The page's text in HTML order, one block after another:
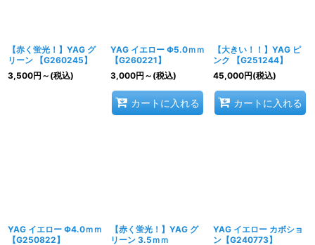
【赤く蛍光！】YAG グ
リーン 【G260245】
3,500円 ～ (税込)
YAG イエロー Φ5.0ｍｍ
【G260221】
3,000円 ～ (税込)
カートに入れる
【大きい！！】YAG ピ
ンク 【G251244】
45,000円(税込)
カートに入れる
YAG イエロー Φ4.0ｍｍ
【G250822】
【赤く蛍光！】YAG グ
リーン 3.5ｍｍ
YAG イエロー カボショ
ン【G240773】